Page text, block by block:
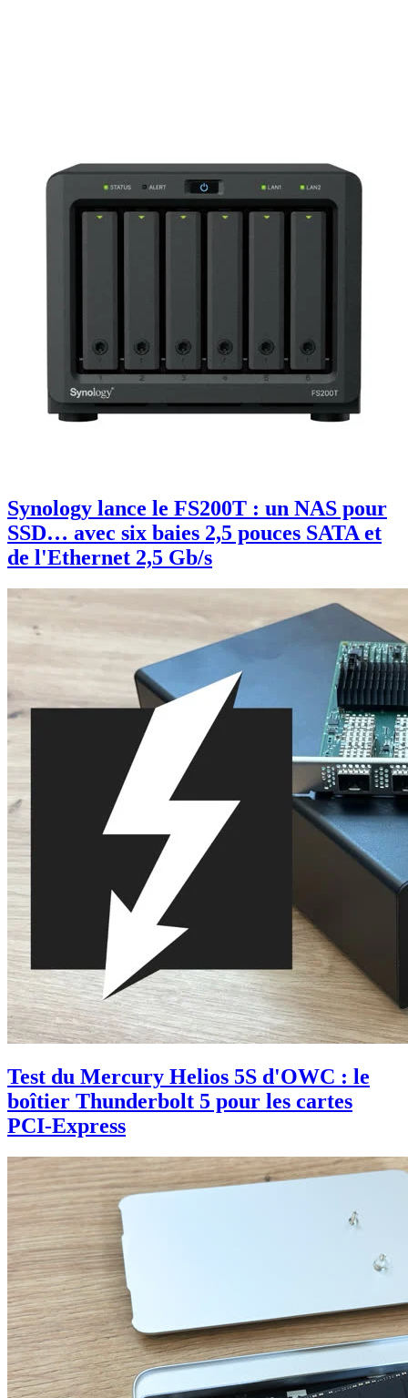
Synology lance le FS200T : un NAS pour
SSD… avec six baies 2,5 pouces SATA et
de l'Ethernet 2,5 Gb/s
Test du Mercury Helios 5S d'OWC : le
boîtier Thunderbolt 5 pour les cartes
PCI-Express